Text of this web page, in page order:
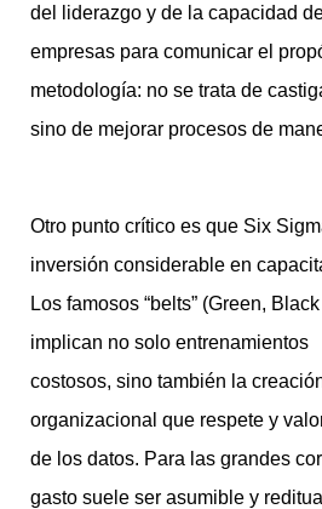
del liderazgo y de la capacidad
empresas para comunicar el
metodología: no se trata de
sino de mejorar procesos de
Otro punto crítico es que Six
inversión considerable en
Los famosos “belts” (Green,
implican no solo entrenamientos
costosos, sino también la
organizacional que respete y
de los datos. Para las grandes
gasto suele ser asumible y